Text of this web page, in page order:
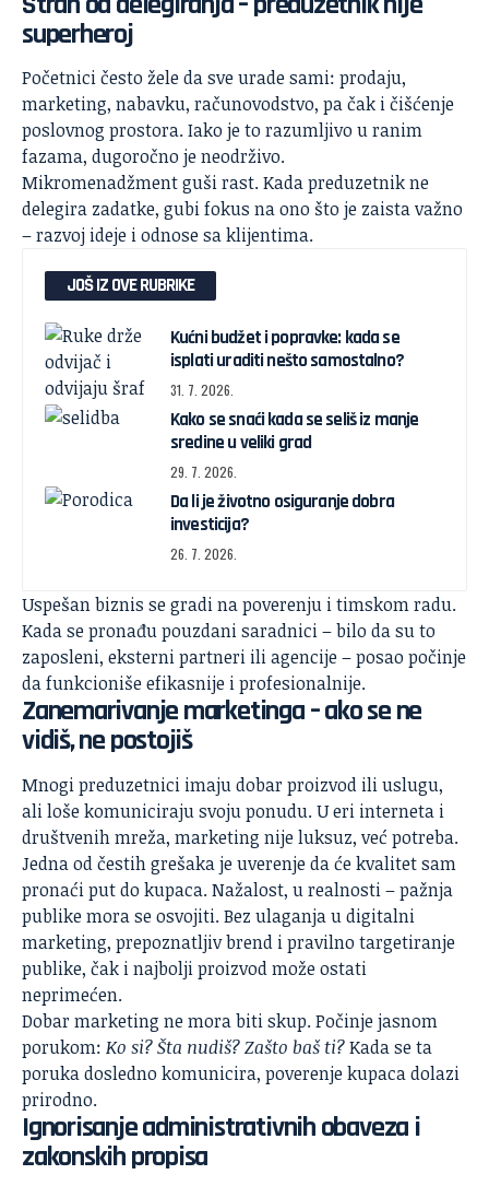
superheroj
Početnici često žele da sve urade sami: prodaju,
marketing, nabavku, računovodstvo, pa čak i čišćenje
poslovnog prostora. Iako je to razumljivo u ranim
fazama, dugoročno je neodrživo.
Mikromenadžment guši rast. Kada preduzetnik ne
delegira zadatke, gubi fokus na ono što je zaista važno
– razvoj ideje i odnose sa klijentima.
JOŠ IZ OVE RUBRIKE
Kućni budžet i popravke: kada se
isplati uraditi nešto samostalno?
31. 7. 2026.
Kako se snaći kada se seliš iz manje
sredine u veliki grad
29. 7. 2026.
Da li je životno osiguranje dobra
investicija?
26. 7. 2026.
Uspešan biznis se gradi na poverenju i timskom radu.
Kada se pronađu pouzdani saradnici – bilo da su to
zaposleni, eksterni partneri ili agencije – posao počinje
da funkcioniše efikasnije i profesionalnije.
Zanemarivanje marketinga – ako se ne
vidiš, ne postojiš
Mnogi preduzetnici imaju dobar proizvod ili uslugu,
ali loše komuniciraju svoju ponudu. U eri interneta i
društvenih mreža, marketing nije luksuz, već potreba.
Jedna od čestih grešaka je uverenje da će kvalitet sam
pronaći put do kupaca. Nažalost, u realnosti – pažnja
publike mora se osvojiti. Bez ulaganja u digitalni
marketing, prepoznatljiv brend i pravilno targetiranje
publike, čak i najbolji proizvod može ostati
neprimećen.
Dobar marketing ne mora biti skup. Počinje jasnom
porukom: Ko si? Šta nudiš? Zašto baš ti?Kada se ta
poruka dosledno komunicira, poverenje kupaca dolazi
prirodno.
Ignorisanje administrativnih obaveza i
zakonskih propisa